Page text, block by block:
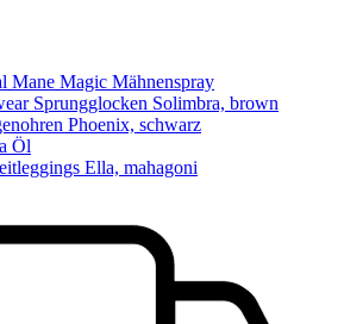
Mane Magic Mähnenspray
Sprungglocken Solimbra, brown
Phoenix, schwarz
Öl
Ella, mahagoni